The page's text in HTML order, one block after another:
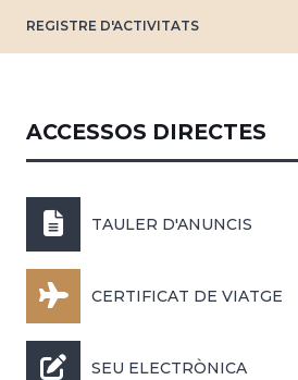
REGISTRE D'ACTIVITATS
ACCESSOS DIRECTES
TAULER D'ANUNCIS
CERTIFICAT DE VIATGE
SEU ELECTRÒNICA